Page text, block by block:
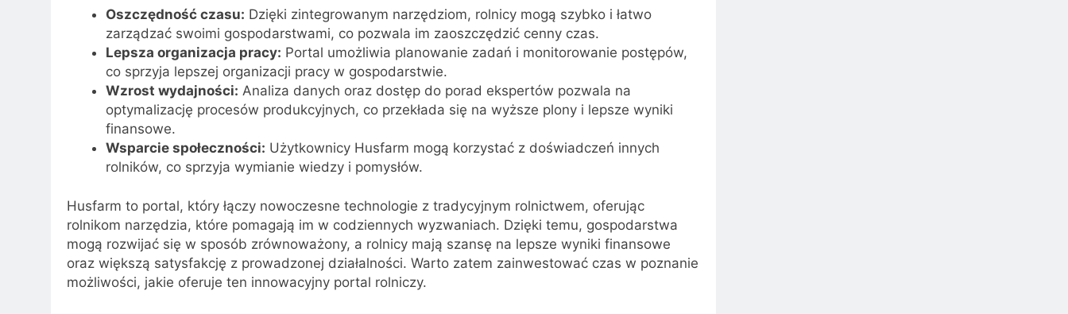
Oszczędność czasu: Dzięki zintegrowanym narzędziom, rolnicy mogą szybko i łatwo
zarządzać swoimi gospodarstwami, co pozwala im zaoszczędzić cenny czas.
Lepsza organizacja pracy: Portal umożliwia planowanie zadań i monitorowanie postępów,
co sprzyja lepszej organizacji pracy w gospodarstwie.
Wzrost wydajności: Analiza danych oraz dostęp do porad ekspertów pozwala na
optymalizację procesów produkcyjnych, co przekłada się na wyższe plony i lepsze wyniki
finansowe.
Wsparcie społeczności: Użytkownicy Husfarm mogą korzystać z doświadczeń innych
rolników, co sprzyja wymianie wiedzy i pomysłów.
Husfarm to portal, który łączy nowoczesne technologie z tradycyjnym rolnictwem, oferując
rolnikom narzędzia, które pomagają im w codziennych wyzwaniach. Dzięki temu, gospodarstwa
mogą rozwijać się w sposób zrównoważony, a rolnicy mają szansę na lepsze wyniki finansowe
oraz większą satysfakcję z prowadzonej działalności. Warto zatem zainwestować czas w poznanie
możliwości, jakie oferuje ten innowacyjny portal rolniczy.